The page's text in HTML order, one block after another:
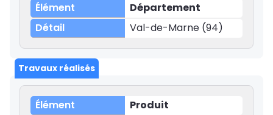
Département
Val-de-Marne (94)
Travaux réalisés
Produit